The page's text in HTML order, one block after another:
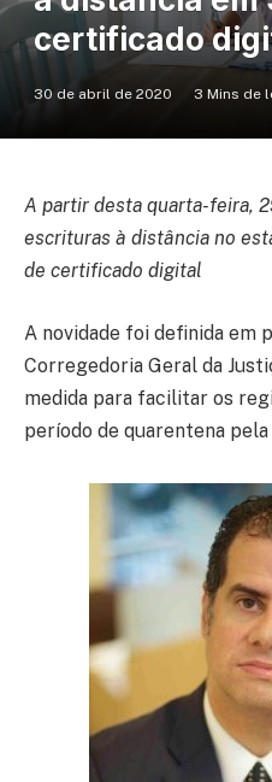
certificado
30 de abril de 2020 3 Mins de
A partir desta quarta-feira,
escrituras à distância no
de certificado digital
A novidade foi definida em
Corregedoria Geral da
medida para facilitar os
período de quarentena pela